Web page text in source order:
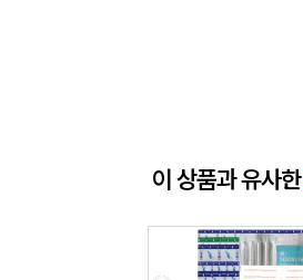
이 상품과 유사한